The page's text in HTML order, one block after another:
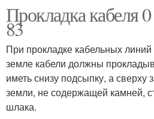
Прокладка кабеля
83
При прокладке кабельных
земле кабели должны
иметь снизу подсыпку, а сверху
земли, не содержащей камней,
шлака.